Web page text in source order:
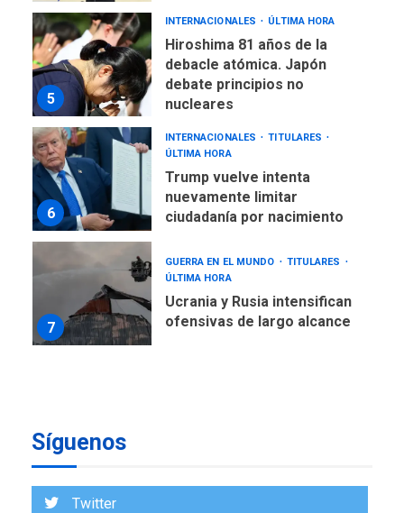
5
INTERNACIONALES ÚLTIMA HORA
Hiroshima 81 años de la
debacle atómica. Japón
debate principios no
nucleares
6
INTERNACIONALES
TITULARES
ÚLTIMA HORA
Trump vuelve intenta
nuevamente limitar
ciudadanía por nacimiento
7
GUERRA EN EL MUNDO
TITULARES
ÚLTIMA HORA
Ucrania y Rusia intensifican
ofensivas de largo alcance
1
Síguenos
Twitter